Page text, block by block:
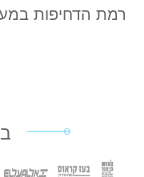
רמת הדחיפות